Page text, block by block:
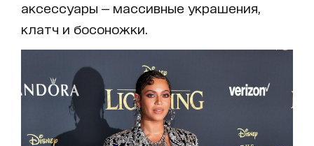
аксессуары — массивные украшения,
клатч и босоножки.